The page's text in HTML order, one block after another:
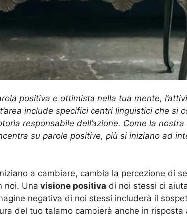
positiva e ottimista nella tua mente,
include specifici centri linguistici che si
responsabile dell’azione. Come la nostra
su parole positive, più si iniziano ad
a cambiare, cambia la percezione di
noi. Una visione positiva di noi stessi ci
negativa di noi stessi includerà il
del tuo talamo cambierà anche in risposta